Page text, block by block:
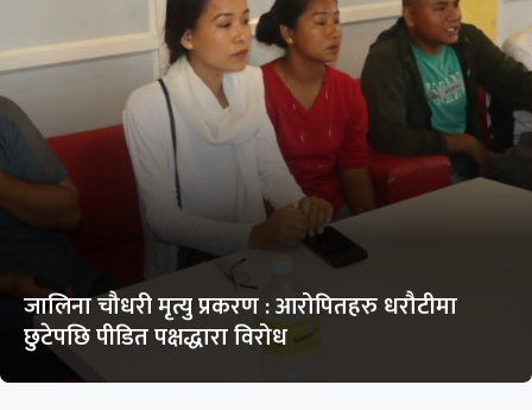
जालिना चौधरी मृत्यु प्रकरण : आरोपितहरु धरौटीमा
छुटेपछि पीडित पक्षद्धारा विरोध